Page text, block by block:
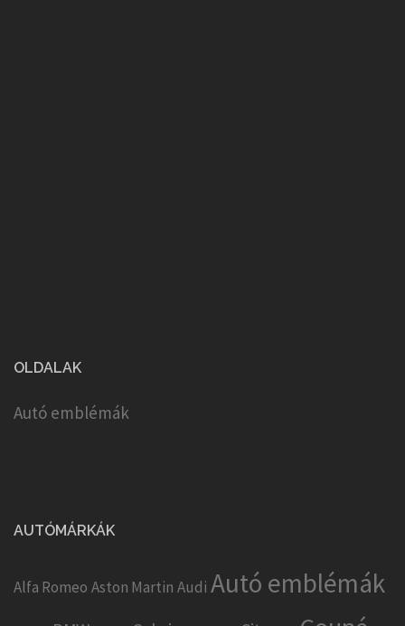
OLDALAK
Autó emblémák
AUTÓMÁRKÁK
Alfa Romeo Aston Martin Audi Autó emblémák